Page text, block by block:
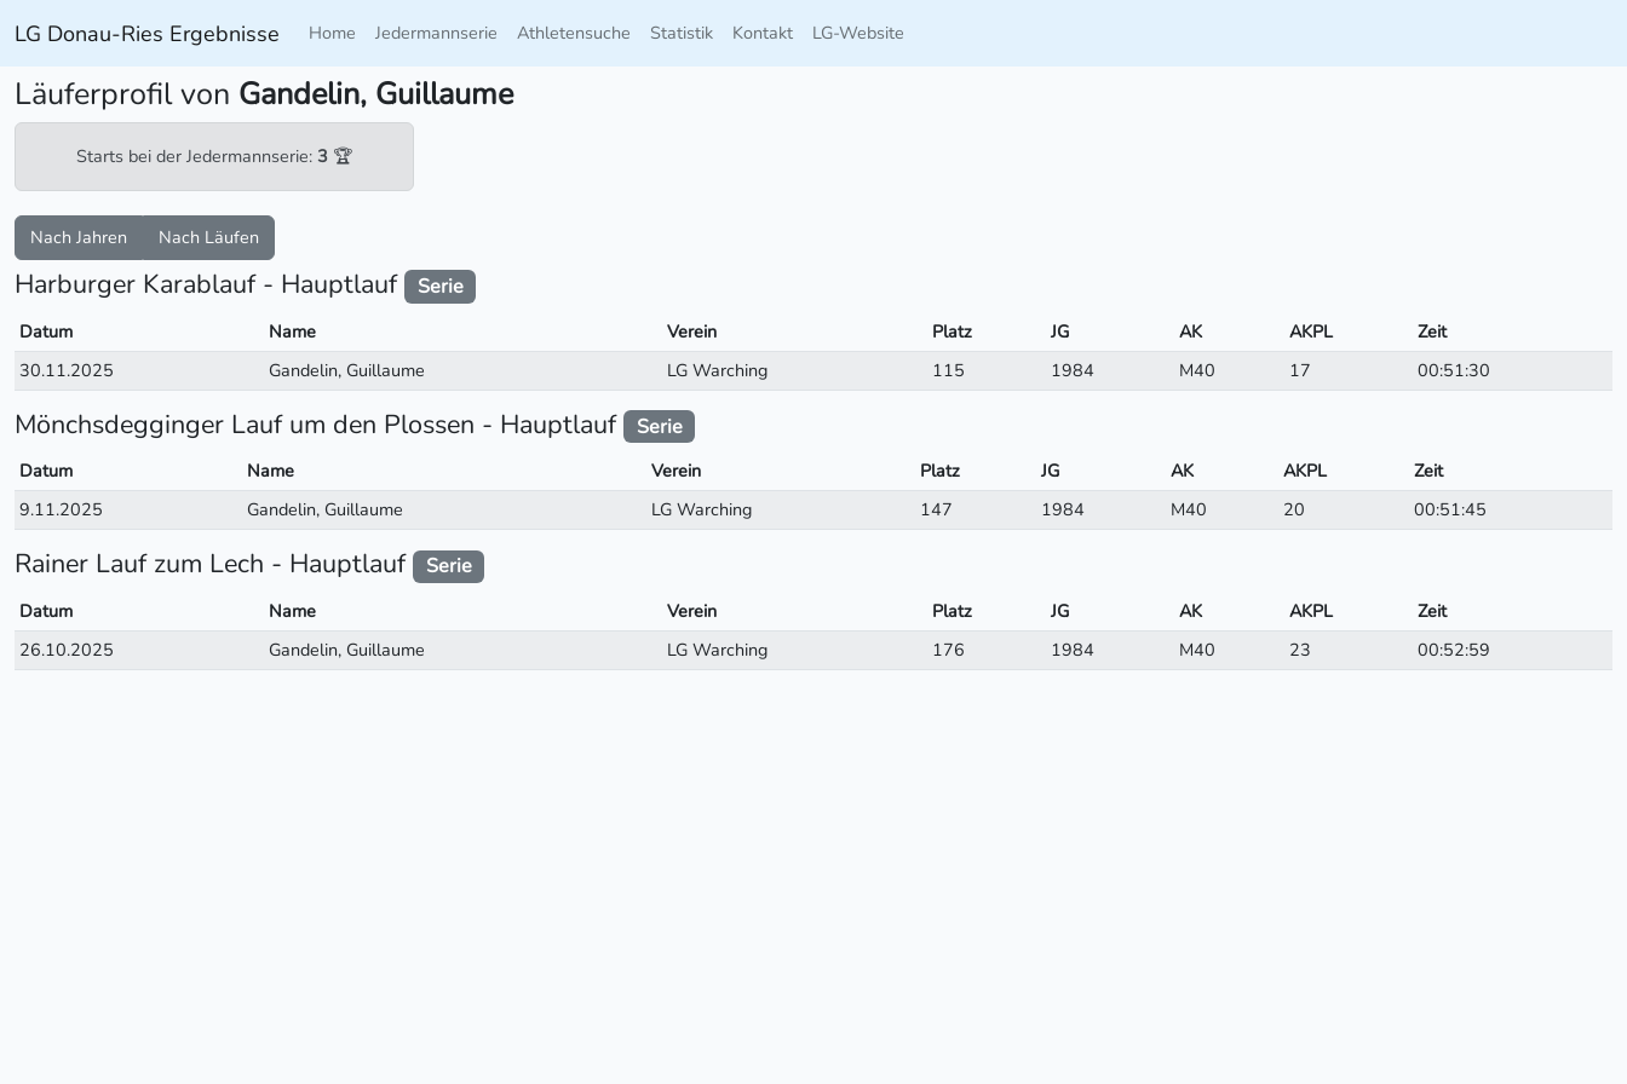
LG Donau-Ries Ergebnisse Home Jedermannserie Athletensuche Statistik Kontakt LG-Website
Läuferprofil von Gandelin, Guillaume
Starts bei der Jedermannserie: 3 🏆
Nach Jahren Nach Läufen
Harburger Karablauf - Hauptlauf Serie
Datum Name Verein Platz JG AK AKPL
Zeit
30.11.2025
Gandelin, Guillaume LG Warching 115 1984 M40 17 00:51:30
Mönchsdegginger Lauf um den Plossen - Hauptlauf Serie
Datum Name Verein Platz JG AK AKPL
Zeit
9.11.2025
Gandelin, Guillaume LG Warching 147 1984 M40 20 00:51:45
Rainer Lauf zum Lech - Hauptlauf Serie
Datum Name Verein Platz JG AK AKPL
Zeit
26.10.2025
Gandelin, Guillaume LG Warching 176 1984 M40 23 00:52:59